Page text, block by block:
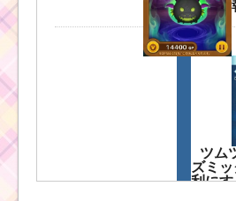
ツム
ズミ
利に